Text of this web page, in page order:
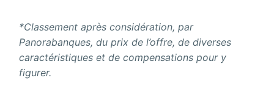
*Classement après considération, par
Panorabanques, du prix de l’offre, de diverses
caractéristiques et de compensations pour y
figurer.